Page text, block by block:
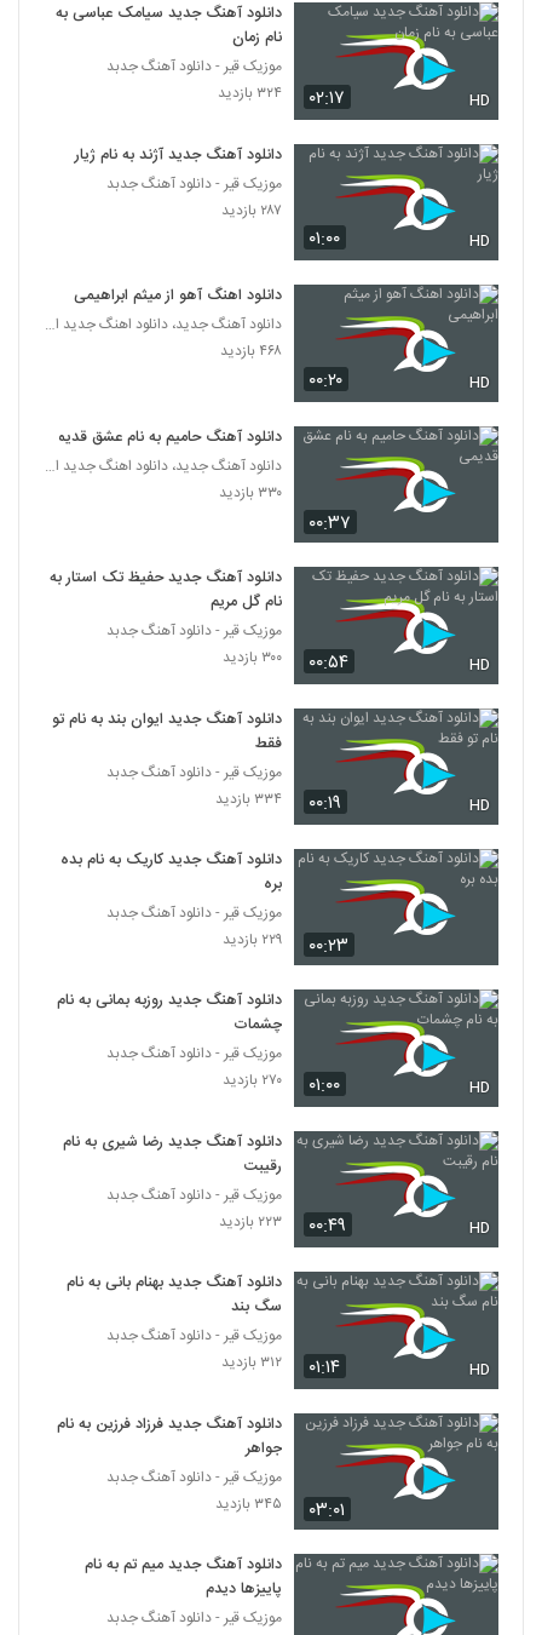
دانلود آهنگ دونه به دونه از هوراد
1043
پیمان افشاری آهنگ پرتگاه
1044
دانلود آهنگ امیر تاجیک چرا اومدی
1045
آهنگ قلب اوی از افشین آذری(پاپ)
۵۹۶ بازدید
امیربهادر نبی زاده آهنگ این در بازه
1047
آهنگ خوشحالم از امیر فرجام(پاپ)
1048
دانلود آهنگ طاقت از محمد زند
۲۴۱ بازدید
دانلود آهنگ محمد زند ناز چشمات
1050
دانلود آهنگ جدید و زیبای محمد زند با نام لحد
۲۸۲ بازدید
آهنگ سنگ صبور از محمد ذاکر(پاپ)
۳۱۰ بازدید
دانلود آهنگ نمیشه از محمد یوسفی
1053
دانلود آهنگ محمد یاوری ماشه
۳۹۷ بازدید
آهنگ محمد یعقوبی بنام فال
۳۵۹ بازدید
دانلود آهنگ محمد توکلی بگذار از زن بگویم
(Mohammad Tavakoli Bogzar Az Zan
Begooyam)۲۳۴ بازدید
1056
۳۵۹ بازدید
1057
دانلود آهنگ محمد طالبی هوای ابری
۲۹۶ بازدید
آهنگ درد تنهایی از محمد طالبی(پاپ)
۰۲:۱۷ HD
دانلود آهنگ جدید سیامک عباسی به
نام زمان
موزیک قیر - دانلود آهنگ جدبد
۳۲۴ بازدید
۰۱:۰۰ HD
دانلود آهنگ جدید آژند به نام ژیار
موزیک قیر - دانلود آهنگ جدبد
۲۸۷ بازدید
۰۰:۲۰ HD
دانلود اهنگ آهو از میثم ابراهیمی
دانلود آهنگ جدید، دانلود اهنگ جدید ایرانی
۴۶۸ بازدید
۰۰:۳۷
دانلود آهنگ حامیم به نام عشق قدیمی
دانلود آهنگ جدید، دانلود اهنگ جدید ایرانی
۳۳۰ بازدید
۰۰:۵۴ HD
دانلود آهنگ جدید حفیظ تک استار به
نام گل مریم
موزیک قیر - دانلود آهنگ جدبد
۳۰۰ بازدید
۰۰:۱۹ HD
دانلود آهنگ جدید ایوان بند به نام تو
فقط
موزیک قیر - دانلود آهنگ جدبد
۳۳۴ بازدید
۰۰:۲۳
دانلود آهنگ جدید کاریک به نام بده
بره
موزیک قیر - دانلود آهنگ جدبد
۲۲۹ بازدید
۰۱:۰۰ HD
دانلود آهنگ جدید روزبه بمانی به نام
چشمات
موزیک قیر - دانلود آهنگ جدبد
۲۷۰ بازدید
۰۰:۴۹ HD
دانلود آهنگ جدید رضا شیری به نام
رقیبت
موزیک قیر - دانلود آهنگ جدبد
۲۲۳ بازدید
۰۱:۱۴ HD
دانلود آهنگ جدید بهنام بانی به نام
سگ بند
موزیک قیر - دانلود آهنگ جدبد
۳۱۲ بازدید
۰۳:۰۱
دانلود آهنگ جدید فرزاد فرزین به نام
جواهر
موزیک قیر - دانلود آهنگ جدبد
۳۴۵ بازدید
دانلود آهنگ جدید میم تم به نام
پاییزها دیدم
موزیک قیر - دانلود آهنگ جدبد